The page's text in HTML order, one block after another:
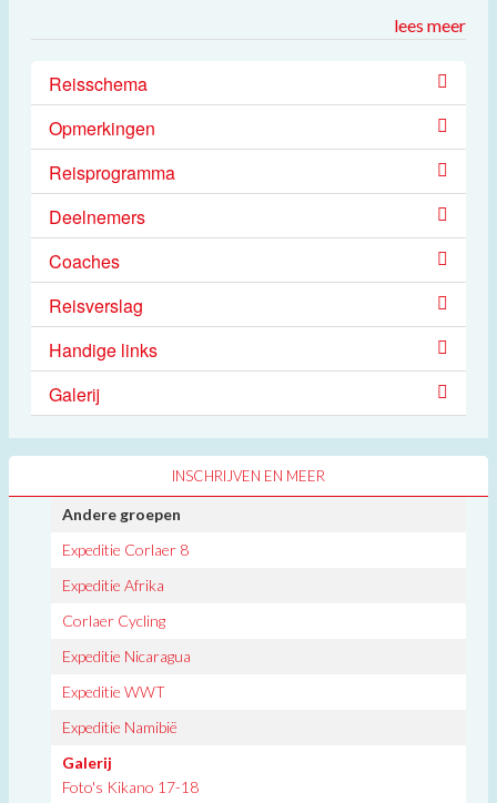
lees meer
Reisschema
Opmerkingen
Reisprogramma
Deelnemers
Coaches
Reisverslag
Handige links
Galerij
INSCHRIJVEN EN MEER
Andere groepen
Expeditie Corlaer 8
Expeditie Afrika
Corlaer Cycling
Expeditie Nicaragua
Expeditie WWT
Expeditie Namibië
Galerij
Foto's Kikano 17-18